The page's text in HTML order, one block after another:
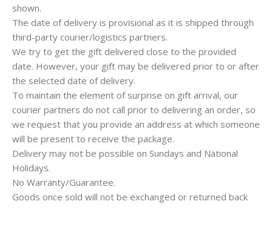
shown.
The date of delivery is provisional as it is shipped through
third-party courier/logistics partners.
We try to get the gift delivered close to the provided
date. However, your gift may be delivered prior to or after
the selected date of delivery.
To maintain the element of surprise on gift arrival, our
courier partners do not call prior to delivering an order, so
we request that you provide an address at which someone
will be present to receive the package.
Delivery may not be possible on Sundays and National
Holidays.
No Warranty/Guarantee.
Goods once sold will not be exchanged or returned back